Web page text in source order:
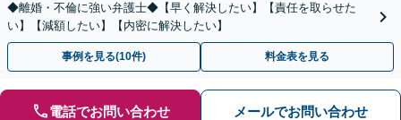
◆離婚・不倫に強い弁護士◆【早く解決したい】【責任を取らせた
い】【減額したい】【内密に解決したい】
事例を見る(10件) 料金表を見る
電話でお問い合わせ メールでお問い合わせ